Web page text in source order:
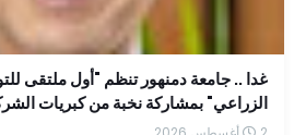
غدا .. جامعة دمنهور تنظم "أول ملتقى
الزراعي" بمشاركة نخبة من كبريات